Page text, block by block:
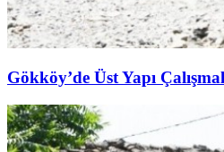
Gökköy’de Üst Yapı